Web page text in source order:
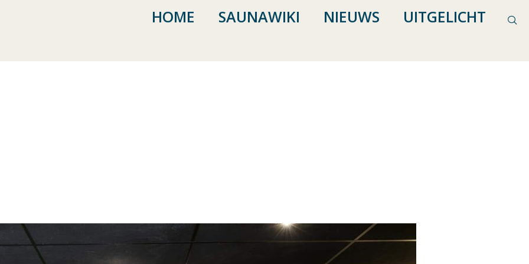
HOME SAUNAWIKI NIEUWS UITGELICHT